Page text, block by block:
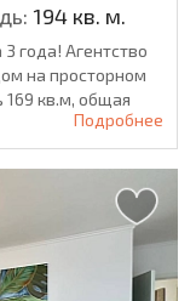
194 кв. м.
года! Агентство
на просторном
169 кв.м, общая
Подробнее